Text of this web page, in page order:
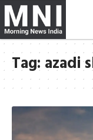
Tag: azadi